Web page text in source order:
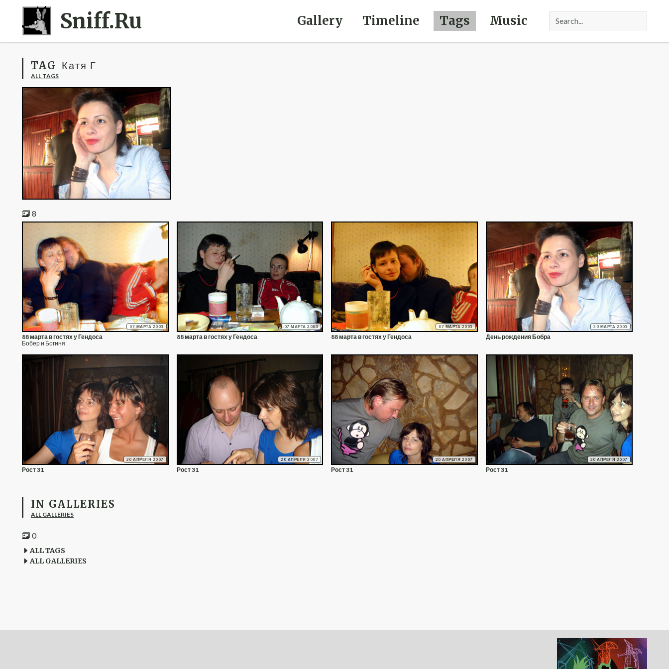
Sniff.Ru Gallery Timeline Tags Music
TAG Катя Г
ALL TAGS
8
07 МАРТА 2003
88 марта в гостях у Гендоса
Бобер и Богиня
07 МАРТА 2003
88 марта в гостях у Гендоса
07 МАРТА 2003
88 марта в гостях у Гендоса
30 МАРТА 2003
День рождения Бобра
20 АПРЕЛЯ 2007
Рост 31
20 АПРЕЛЯ 2007
Рост 31
20 АПРЕЛЯ 2007
Рост 31
20 АПРЕЛЯ 2007
Рост 31
IN GALLERIES
ALL GALLERIES
0
ALL TAGS
ALL GALLERIES